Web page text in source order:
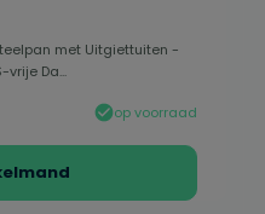
met Uitgiettuiten -
vrije Da...
op voorraad